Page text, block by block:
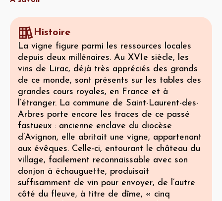
Histoire
La vigne figure parmi les ressources locales
depuis deux millénaires. Au XVIe siècle, les
vins de Lirac, déjà très appréciés des grands
de ce monde, sont présents sur les tables des
grandes cours royales, en France et à
l’étranger. La commune de Saint-Laurent-des-
Arbres porte encore les traces de ce passé
fastueux : ancienne enclave du diocèse
d’Avignon, elle abritait une vigne, appartenant
aux évêques. Celle-ci, entourant le château du
village, facilement reconnaissable avec son
donjon à échauguette, produisait
suffisamment de vin pour envoyer, de l’autre
côté du fleuve, à titre de dîme, « cinq